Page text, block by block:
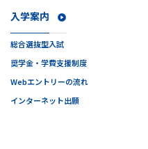
入学案内
総合選抜型入試
奨学金・学費支援制度
Webエントリーの流れ
インターネット出願